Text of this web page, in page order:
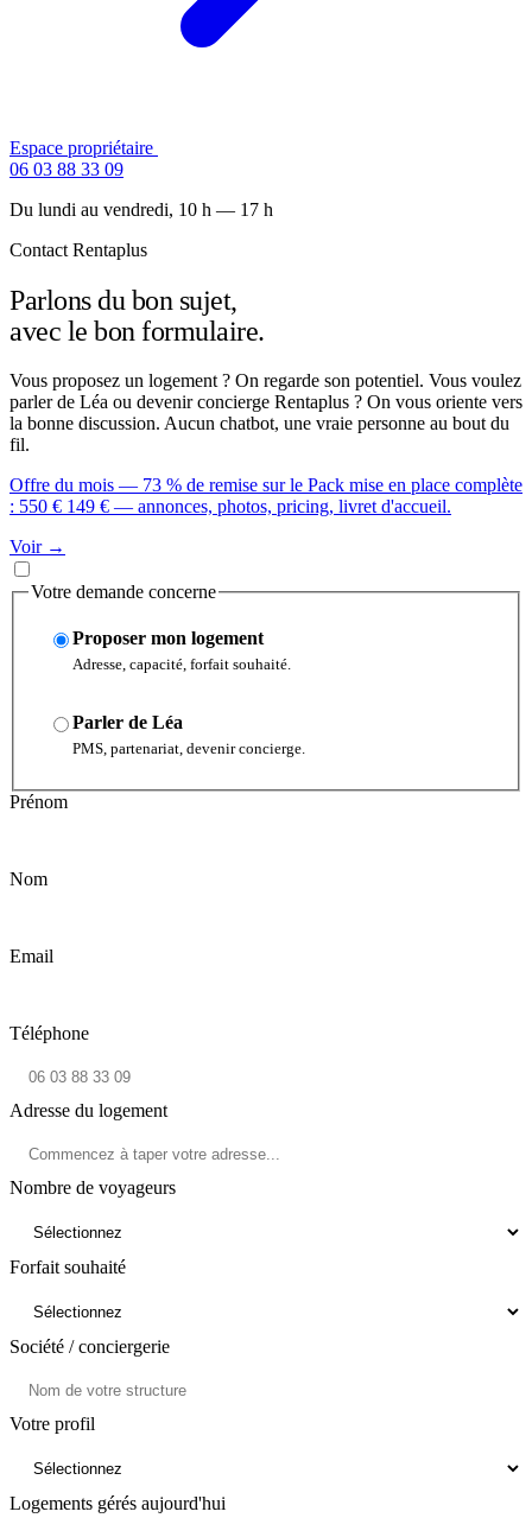
Espace propriétaire
06 03 88 33 09
Du lundi au vendredi, 10 h — 17 h
Contact Rentaplus
Parlons du bon sujet,
avec le bon formulaire.
Vous proposez un logement ? On regarde son potentiel. Vous voulez
parler de Léa ou devenir concierge Rentaplus ? On vous oriente vers
la bonne discussion. Aucun chatbot, une vraie personne au bout du
fil.
Offre du mois — 73 % de remise sur le Pack mise en place complète
: 550 € 149 € — annonces, photos, pricing, livret d'accueil.
Voir →
Votre demande concerne
Proposer mon logement
Adresse, capacité, forfait souhaité.
Parler de Léa
PMS, partenariat, devenir concierge.
Prénom
Nom
Email
Téléphone
Adresse du logement
Nombre de voyageurs
Forfait souhaité
Société / conciergerie
Votre profil
Logements gérés aujourd'hui